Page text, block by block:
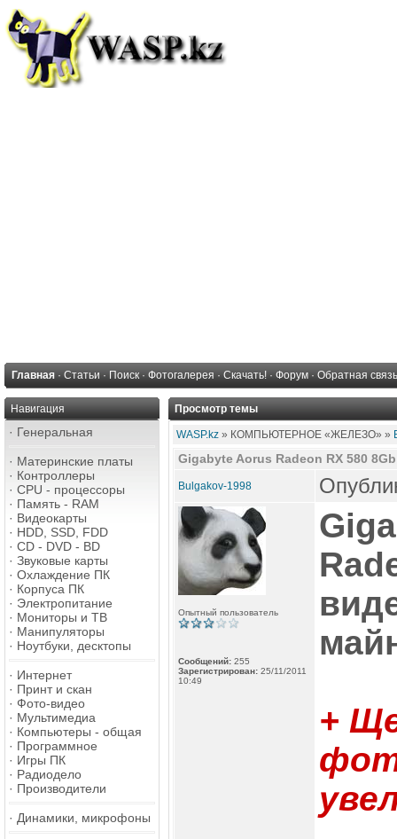
Главная · Статьи · Поиск · Фотогалерея · Скачать! · Форум · Обратная связь
Навигация
· Генеральная
· Материнские платы
· Контроллеры
· CPU - процессоры
· Память - RAM
· Видеокарты
· HDD, SSD, FDD
· CD - DVD - BD
· Звуковые карты
· Охлаждение ПК
· Корпуса ПК
· Электропитание
· Мониторы и ТВ
· Манипуляторы
· Ноутбуки, десктопы
· Интернет
· Принт и скан
· Фото-видео
· Мультимедиа
· Компьютеры - общая
· Программное
· Игры ПК
· Радиодело
· Производители
· Динамики, микрофоны
Просмотр темы
WASP.kz » КОМПЬЮТЕРНОЕ «ЖЕЛЕЗО» »
Gigabyte Aorus Radeon RX 580
Bulgakov-1998
Опытный пользователь
Сообщений: 255
Зарегистрирован: 25/11/2011
10:49
+